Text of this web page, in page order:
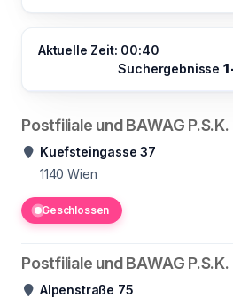
Aktuelle Zeit: 00:40
Suchergebnisse 1
Postfiliale und BAWAG P.S.K.
Kuefsteingasse 37
1140 Wien
Geschlossen
Postfiliale und BAWAG
Alpenstraße 75